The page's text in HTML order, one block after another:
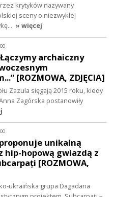
krytyków nazywany
sceny o niezwykłej
» więcej
archaiczny
[ROZMOWA, ZDJĘCIA]
Zazula sięgają 2015 roku, kiedy
Zagórska postanowiły
unikalną
hip-hopową gwiazdą z
[ROZMOWA,
ukraińska grupa Dagadana